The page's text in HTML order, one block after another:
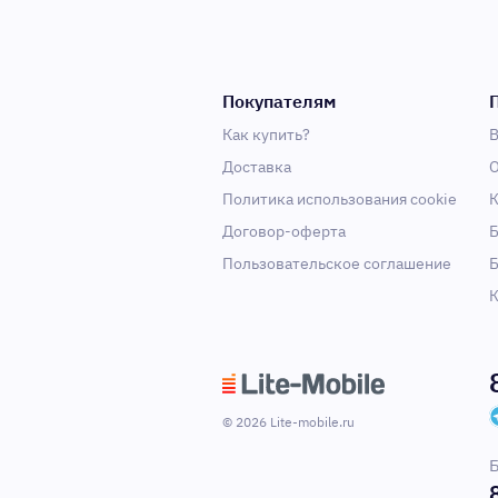
Покупателям
Как купить?
Доставка
Политика использования cookie
Договор-оферта
Пользовательское соглашение
© 2026 Lite-mobile.ru